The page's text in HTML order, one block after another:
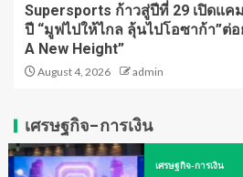
Supersports ก้าวสู่ปีที่ 29 เปิดแค
ปี “มูฟไปให้ไกล ลุ้นไปโอซาก้า”ต่
A New Height”
August 4, 2026 admin
เศรษฐกิจ-การเงิน
เศรษฐกิจ-การเงิน